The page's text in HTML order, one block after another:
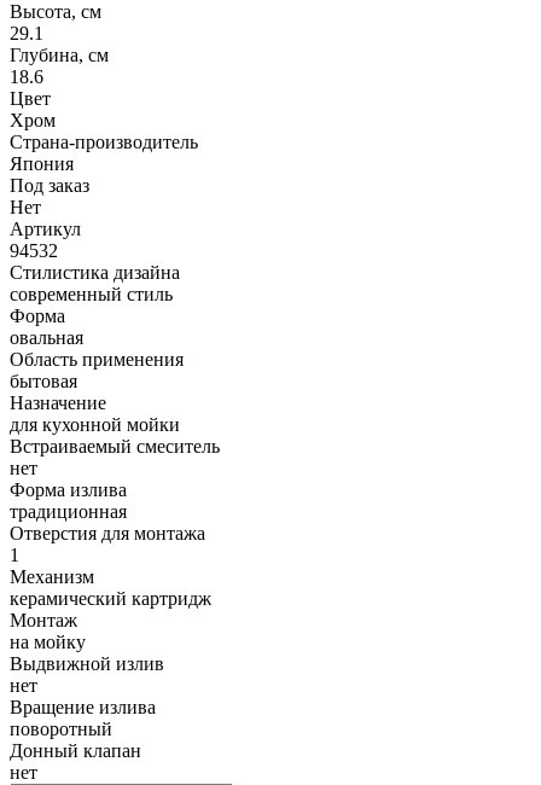
Высота, см
29.1
Глубина, см
18.6
Цвет
Хром
Страна-производитель
Япония
Под заказ
Нет
Артикул
94532
Стилистика дизайна
современный стиль
Форма
овальная
Область применения
бытовая
Назначение
для кухонной мойки
Встраиваемый смеситель
нет
Форма излива
традиционная
Отверстия для монтажа
1
Механизм
керамический картридж
Монтаж
на мойку
Выдвижной излив
нет
Вращение излива
поворотный
Донный клапан
нет